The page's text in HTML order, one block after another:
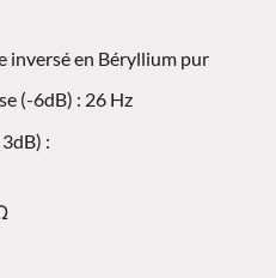
inversé en Béryllium pur
(-6dB) : 26 Hz
: